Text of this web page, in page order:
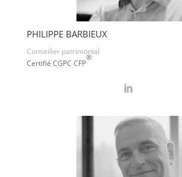
PHILIPPE BARBIEUX
Conseiller patrimonial
Certifié CGPC CFP
®